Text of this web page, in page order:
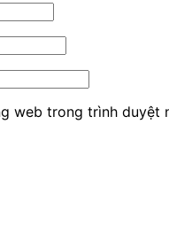
web trong trình duyệt